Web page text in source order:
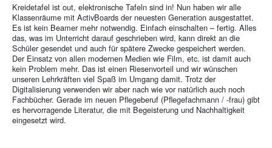
Kreidetafel ist out, elektronische Tafeln sind in! Nun haben wir alle
Klassenräume mit ActivBoards der neuesten Generation ausgestattet.
Es ist kein Beamer mehr notwendig. Einfach einschalten – fertig. Alles
das, was im Unterricht darauf geschrieben wird, kann direkt an die
Schüler gesendet und auch für spätere Zwecke gespeichert werden.
Der Einsatz von allen modernen Medien wie Film, etc. ist damit auch
kein Problem mehr. Das ist einen Riesenvorteil und wir wünschen
unseren Lehrkräften viel Spaß im Umgang damit. Trotz der
Digitalisierung verwenden wir aber nach wie vor natürlich auch noch
Fachbücher. Gerade im neuen Pflegeberuf (Pflegefachmann / -frau) gibt
es hervorragende Literatur, die mit Begeisterung und Nachhaltigkeit
eingesetzt wird.